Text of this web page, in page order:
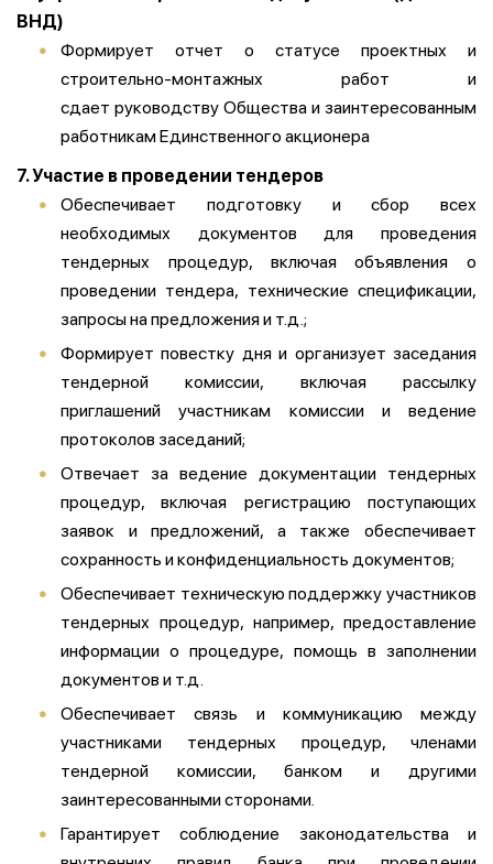
ВНД)
Формирует отчет о статусе проектных и
строительно-монтажных работ и
сдает руководству Общества и заинтересованным
работникам Единственного акционера
7. Участие в проведении тендеров
Обеспечивает подготовку и сбор всех
необходимых документов для проведения
тендерных процедур, включая объявления о
проведении тендера, технические спецификации,
запросы на предложения и т.д.;
Формирует повестку дня и организует заседания
тендерной комиссии, включая рассылку
приглашений участникам комиссии и ведение
протоколов заседаний;
Отвечает за ведение документации тендерных
процедур, включая регистрацию поступающих
заявок и предложений, а также обеспечивает
сохранность и конфиденциальность документов;
Обеспечивает техническую поддержку участников
тендерных процедур, например, предоставление
информации о процедуре, помощь в заполнении
документов и т.д.
Обеспечивает связь и коммуникацию между
участниками тендерных процедур, членами
тендерной комиссии, банком и другими
заинтересованными сторонами.
Гарантирует соблюдение законодательства и